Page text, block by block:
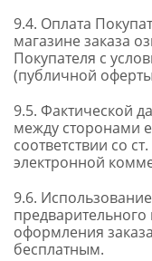
9.4. Оплата
магазине заказа
Покупателя с
(публичной
9.5. Фактической
между сторонами
соответствии со
электронной
9.6.
оформления
бесплатным.